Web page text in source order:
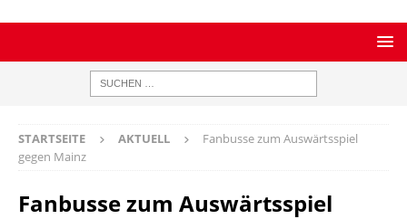
STARTSEITE AKTUELL
Fanbusse zum Auswärtsspiel
gegen Mainz
Fanbusse zum Auswärtsspiel